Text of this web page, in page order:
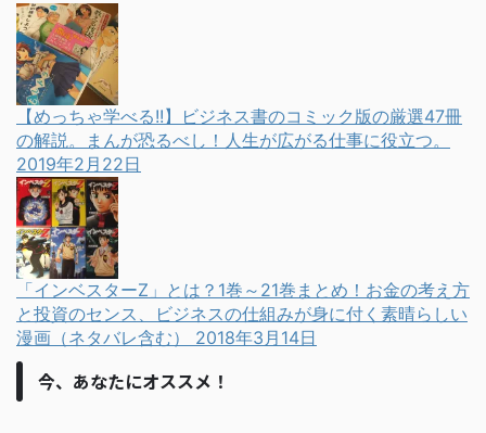
【めっちゃ学べる!!】ビジネス書のコミック版の厳選47冊
の解説。まんが恐るべし！人生が広がる仕事に役立つ。
2019年2月22日
「インベスターZ」とは？1巻～21巻まとめ！お金の考え方
と投資のセンス、ビジネスの仕組みが身に付く素晴らしい
漫画（ネタバレ含む） 2018年3月14日
今、あなたにオススメ！